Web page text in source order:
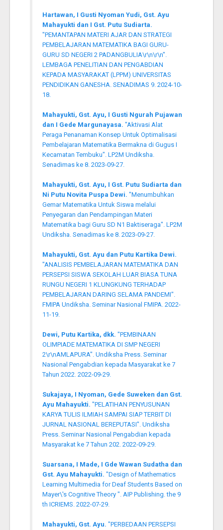
Hartawan, I Gusti Nyoman Yudi, Gst. Ayu
Mahayukti dan I Gst. Putu Sudiarta.
"PEMANTAPAN MATERI AJAR DAN STRATEGI
PEMBELAJARAN MATEMATIKA BAGI GURU-
GURU SD NEGERI 2 PADANGBULIA\r\n\r\n".
LEMBAGA PENELITIAN DAN PENGABDIAN
KEPADA MASYARAKAT (LPPM) UNIVERSITAS
PENDIDIKAN GANESHA. SENADIMAS 9. 2024-10-
18.
Mahayukti, Gst. Ayu, I Gusti Ngurah Pujawan
dan I Gede Margunayasa. "Aktivasi Alat
Peraga Penanaman Konsep Untuk Optimalisasi
Pembelajaran Matematika Bermakna di Gugus I
Kecamatan Tembuku". LP2M Undiksha.
Senadimas ke 8. 2023-09-27.
Mahayukti, Gst. Ayu, I Gst. Putu Sudiarta dan
Ni Putu Novita Puspa Dewi. "Menumbuhkan
Gemar Matematika Untuk Siswa melalui
Penyegaran dan Pendampingan Materi
Matematika bagi Guru SD N1 Baktiseraga". LP2M
Undiksha. Senadimas ke 8. 2023-09-27.
Mahayukti, Gst. Ayu dan Putu Kartika Dewi.
"ANALISIS PEMBELAJARAN MATEMATIKA DAN
PERSEPSI SISWA SEKOLAH LUAR BIASA TUNA
RUNGU NEGERI 1 KLUNGKUNG TERHADAP
PEMBELAJARAN DARING SELAMA PANDEMI".
FMIPA Undiksha. Seminar Nasional FMIPA. 2022-
11-19.
Dewi, Putu Kartika, dkk. "PEMBINAAN
OLIMPIADE MATEMATIKA DI SMP NEGERI
2\r\nAMLAPURA". Undiksha Press. Seminar
Nasional Pengabdian kepada Masyarakat ke 7
Tahun 2022. 2022-09-29.
Sukajaya, I Nyoman, Gede Suweken dan Gst.
Ayu Mahayukti. "PELATIHAN PENYUSUNAN
KARYA TULIS ILMIAH SAMPAI SIAP TERBIT DI
JURNAL NASIONAL BEREPUTASI". Undiksha
Press. Seminar Nasional Pengabdian kepada
Masyarakat ke 7 Tahun 202. 2022-09-29.
Suarsana, I Made, I Gde Wawan Sudatha dan
Gst. Ayu Mahayukti. "Design of Mathematics
Learning Multimedia for Deaf Students Based on
Mayer\'s Cognitive Theory ". AIP Publishing. the 9
th ICRIEMS. 2022-07-29.
Mahayukti, Gst. Ayu. "PERBEDAAN PERSEPSI